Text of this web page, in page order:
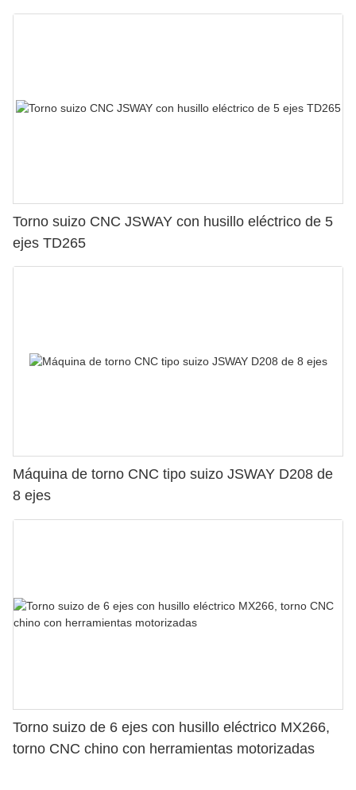
Torno suizo CNC JSWAY con husillo eléctrico de 5
ejes TD265
Máquina de torno CNC tipo suizo JSWAY D208 de
8 ejes
Torno suizo de 6 ejes con husillo eléctrico MX266,
torno CNC chino con herramientas motorizadas